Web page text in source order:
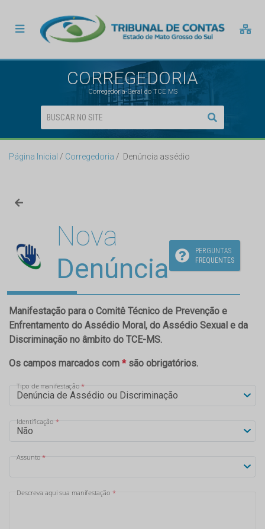
CORREGEDORIA
Corregedoria-Geral do TCE MS
Página Inicial Corregedoria Denúncia assédio
Nova
Denúncia
PERGUNTAS
FREQUENTES
Manifestação para o Comitê Técnico de Prevenção e
Enfrentamento do Assédio Moral, do Assédio Sexual e da
Discriminação no âmbito do TCE-MS.
Os campos marcados com *são obrigatórios.
Tipo de manifestação*
Identificação *
Assunto*
Descreva aqui sua manifestação *